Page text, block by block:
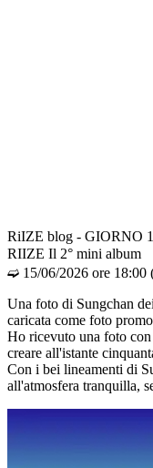
RiIZE blog - GIORNO
RIIZE Il 2° mini album
➫ 15/06/2026 ore 18:00
Una foto di Sungchan
caricata come foto
Ho ricevuto una foto
creare all'istante
Con i bei lineamenti di
all'atmosfera tranquilla,